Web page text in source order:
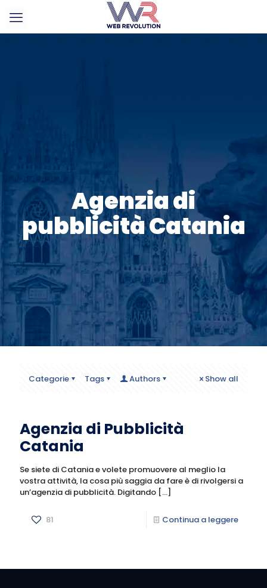
Agenzia di
pubblicità Catania
Categorie Tags Authors Show all
Agenzia di Pubblicità
Catania
Se siete di Catania e volete promuovere al meglio la
vostra attività, la cosa più saggia da fare è di rivolgersi a
un’agenzia di pubblicità. Digitando […]
81 Continua a leggere